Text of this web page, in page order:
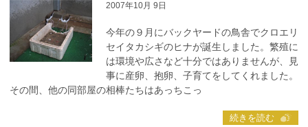
2007年10月 9日
今年の９月にバックヤードの鳥舎でクロエリ
セイタカシギのヒナが誕生しました。繁殖に
は環境や広さなど十分ではありませんが、見
事に産卵、抱卵、子育てをしてくれました。
その間、他の同部屋の相棒たちはあっちこっ
続きを読む